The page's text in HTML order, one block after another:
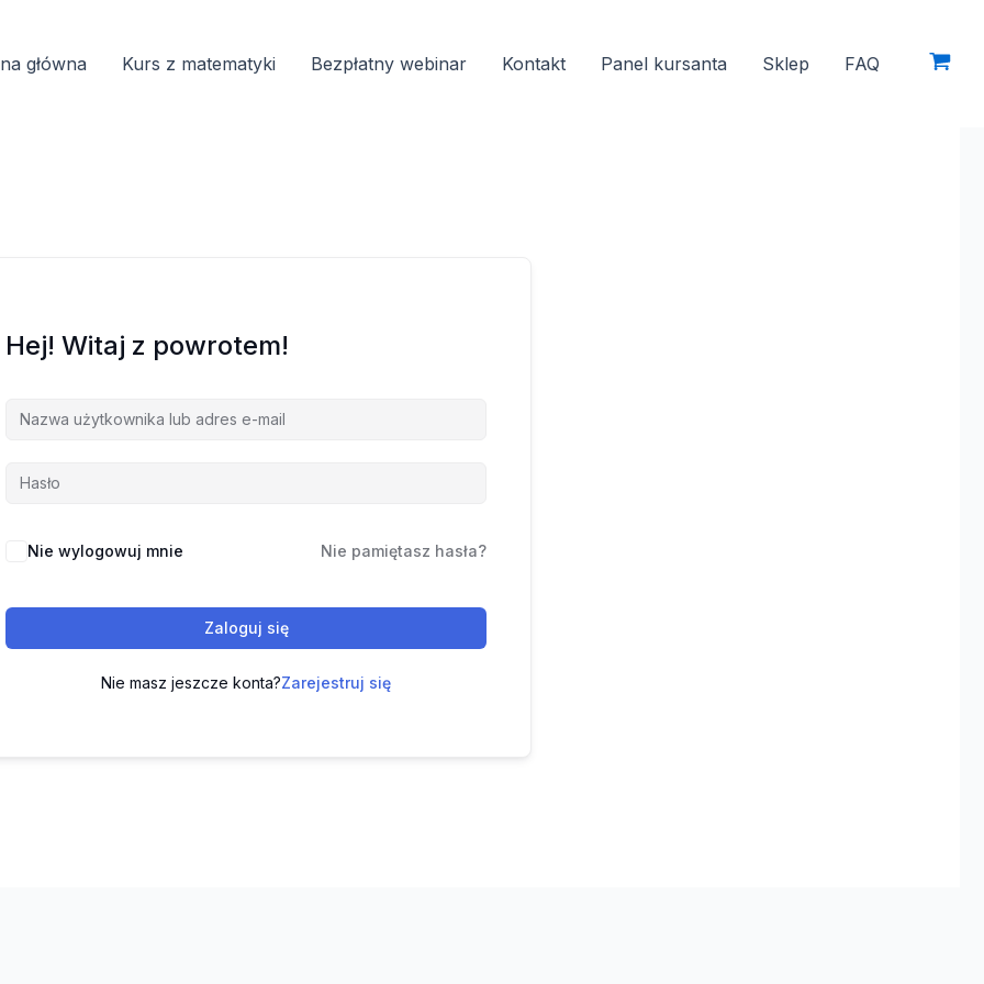
główna Kurs z matematyki Bezpłatny webinar Kontakt Panel kursanta Sklep FAQ
Hej! Witaj z powrotem!
Nie wylogowuj mnie Nie pamiętasz hasła?
Zaloguj się
Nie masz jeszcze konta?Zarejestruj się